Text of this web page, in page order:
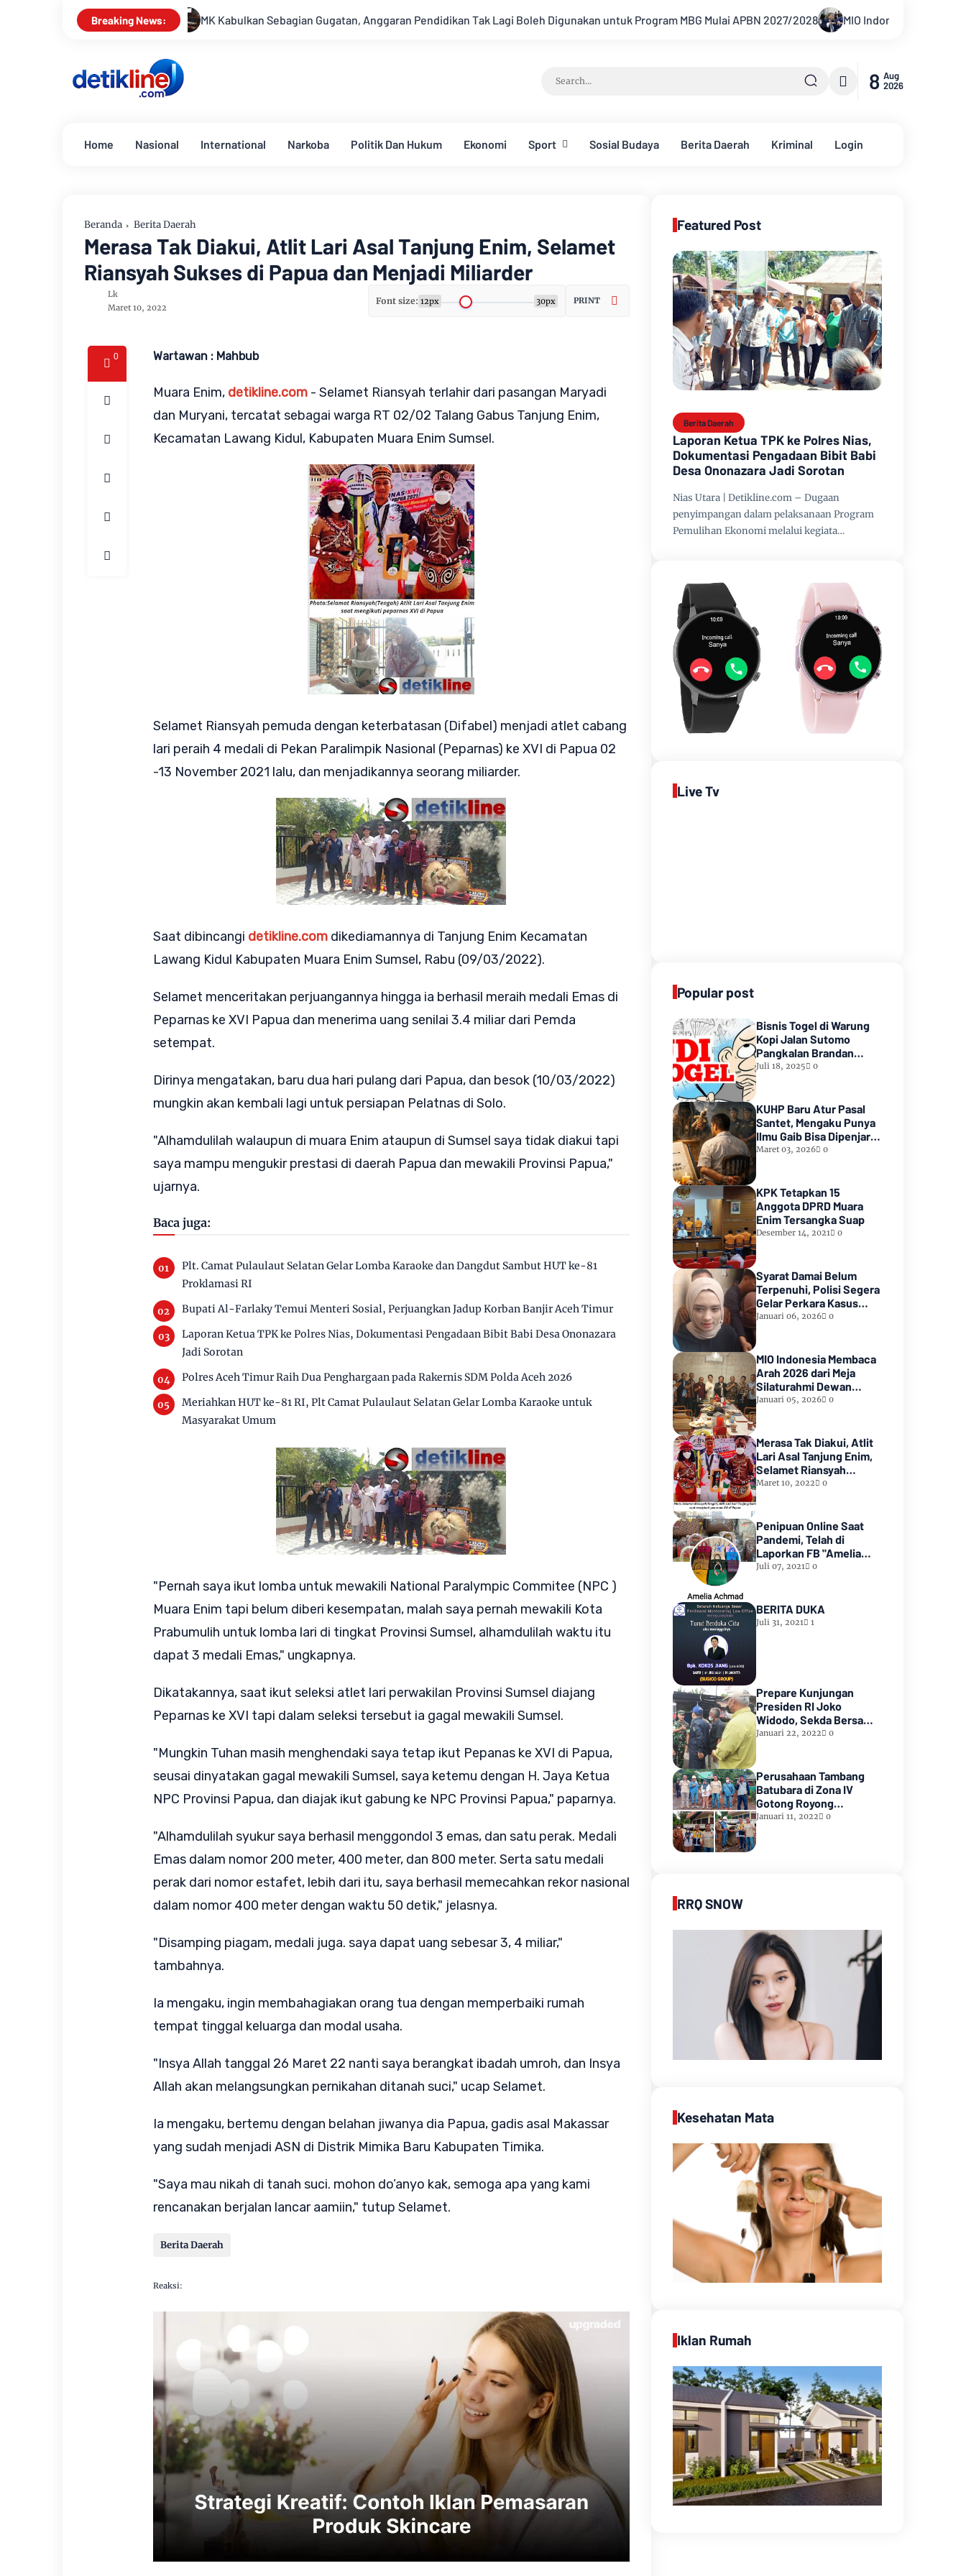
Breaking News:
MK Kabulkan Sebagian Gugatan, Anggaran Pendidikan Tak Lagi Boleh Digunakan untuk Program MBG Mulai APBN 2027/2028 MIO Indonesia Laporkan Hotman Paris ke Polda
8 Aug
2026
Home Nasional International Narkoba Politik Dan Hukum Ekonomi Sport Sosial Budaya Berita Daerah Kriminal Login
Beranda Berita Daerah
Merasa Tak Diakui, Atlit Lari Asal Tanjung Enim, Selamet
Riansyah Sukses di Papua dan Menjadi Miliarder
Lk
Maret 10, 2022
Font size: 12px 30px PRINT
0 Wartawan : Mahbub
Muara Enim, detikline.com- Selamet Riansyah terlahir dari pasangan Maryadi
dan Muryani, tercatat sebagai warga RT 02/02 Talang Gabus Tanjung Enim,
Kecamatan Lawang Kidul, Kabupaten Muara Enim Sumsel.
Selamet Riansyah pemuda dengan keterbatasan (Difabel) menjadi atlet cabang
lari peraih 4 medali di Pekan Paralimpik Nasional (Peparnas) ke XVI di Papua 02
-13 November 2021 lalu, dan menjadikannya seorang miliarder.
Saat dibincangi detikline.comdikediamannya di Tanjung Enim Kecamatan
Lawang Kidul Kabupaten Muara Enim Sumsel, Rabu (09/03/2022).
Selamet menceritakan perjuangannya hingga ia berhasil meraih medali Emas di
Peparnas ke XVI Papua dan menerima uang senilai 3.4 miliar dari Pemda
setempat.
Dirinya mengatakan, baru dua hari pulang dari Papua, dan besok (10/03/2022)
mungkin akan kembali lagi untuk persiapan Pelatnas di Solo.
"Alhamdulilah walaupun di muara Enim ataupun di Sumsel saya tidak diakui tapi
saya mampu mengukir prestasi di daerah Papua dan mewakili Provinsi Papua,"
ujarnya.
Baca juga:
Plt. Camat Pulaulaut Selatan Gelar Lomba Karaoke dan Dangdut Sambut HUT ke-81
Proklamasi RI
Bupati Al-Farlaky Temui Menteri Sosial, Perjuangkan Jadup Korban Banjir Aceh Timur
Laporan Ketua TPK ke Polres Nias, Dokumentasi Pengadaan Bibit Babi Desa Ononazara
Jadi Sorotan
Polres Aceh Timur Raih Dua Penghargaan pada Rakernis SDM Polda Aceh 2026
Meriahkan HUT ke-81 RI, Plt Camat Pulaulaut Selatan Gelar Lomba Karaoke untuk
Masyarakat Umum
"Pernah saya ikut lomba untuk mewakili National Paralympic Commitee (NPC )
Muara Enim tapi belum diberi kesempatan, malah saya pernah mewakili Kota
Prabumulih untuk lomba lari di tingkat Provinsi Sumsel, alhamdulilah waktu itu
dapat 3 medali Emas," ungkapnya.
Dikatakannya, saat ikut seleksi atlet lari perwakilan Provinsi Sumsel diajang
Peparnas ke XVI tapi dalam seleksi tersebut ia gagal mewakili Sumsel.
"Mungkin Tuhan masih menghendaki saya tetap ikut Pepanas ke XVI di Papua,
seusai dinyatakan gagal mewakili Sumsel, saya ketemu dengan H. Jaya Ketua
NPC Provinsi Papua, dan diajak ikut gabung ke NPC Provinsi Papua," paparnya.
"Alhamdulilah syukur saya berhasil menggondol 3 emas, dan satu perak. Medali
Emas dalam nomor 200 meter, 400 meter, dan 800 meter. Serta satu medali
perak dari nomor estafet, lebih dari itu, saya berhasil memecahkan rekor nasional
dalam nomor 400 meter dengan waktu 50 detik," jelasnya.
"Disamping piagam, medali juga. saya dapat uang sebesar 3, 4 miliar,"
tambahnya.
Ia mengaku, ingin membahagiakan orang tua dengan memperbaiki rumah
tempat tinggal keluarga dan modal usaha.
"Insya Allah tanggal 26 Maret 22 nanti saya berangkat ibadah umroh, dan Insya
Allah akan melangsungkan pernikahan ditanah suci," ucap Selamet.
Ia mengaku, bertemu dengan belahan jiwanya dia Papua, gadisasal Makassar
yang sudah menjadi ASN di Distrik Mimika Baru Kabupaten Timika.
"Saya mau nikah di tanah suci. mohon do’anyo kak, semoga apa yang kami
rencanakan berjalan lancar aamiin," tutup Selamet.
Berita Daerah
Reaksi:
Featured Post
Berita Daerah
Laporan Ketua TPK ke Polres Nias,
Dokumentasi Pengadaan Bibit Babi
Desa Ononazara Jadi Sorotan
Nias Utara | Detikline.com – Dugaan
penyimpangan dalam pelaksanaan Program
Pemulihan Ekonomi melalui kegiata…
Live Tv
Popular post
Bisnis Togel di Warung
Kopi Jalan Sutomo
Pangkalan Brandan
Diduga Kebal Hukum
Juli 18, 2025 0
KUHP Baru Atur Pasal
Santet, Mengaku Punya
Ilmu Gaib Bisa Dipenjara
1,5 Tahun
Maret 03, 2026 0
KPK Tetapkan 15
Anggota DPRD Muara
Enim Tersangka Suap
Desember 14, 2021 0
Syarat Damai Belum
Terpenuhi, Polisi Segera
Gelar Perkara Kasus
Dugaan Perzinaan Inara
Januari 06, 2026 0
MIO Indonesia Membaca
Arah 2026 dari Meja
Silaturahmi Dewan
Kehormatan
Januari 05, 2026 0
Merasa Tak Diakui, Atlit
Lari Asal Tanjung Enim,
Selamet Riansyah
Sukses di Papua dan
Maret 10, 2022 0
Penipuan Online Saat
Pandemi, Telah di
Laporkan FB "Amelia
Achmad"
Juli 07, 2021 0
BERITA DUKA
Juli 31, 2021 1
Prepare Kunjungan
Presiden RI Joko
Widodo, Sekda Bersama
Forkopimda Muara Enim
Januari 22, 2022 0
Perusahaan Tambang
Batubara di Zona IV
Gotong Royong
Memperbaiki Jalan
Januari 11, 2022 0
RRQ SNOW
Kesehatan Mata
Iklan Rumah